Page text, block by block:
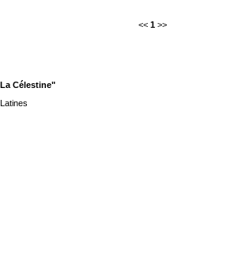
<< 1 >>
Célestine"